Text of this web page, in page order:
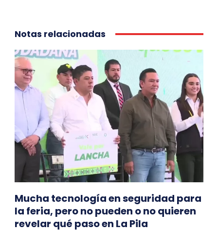
Notas relacionadas
Mucha tecnología en seguridad para
la feria, pero no pueden o no quieren
revelar qué paso en La Pila